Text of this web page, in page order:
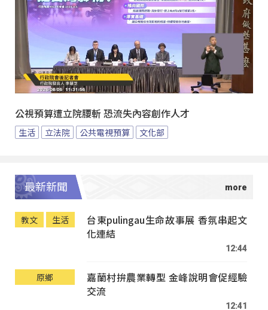
公視預算遭立院腰斬 恐流失內容創作人才
生活 立法院 公共電視預算 文化部
最新新聞
教文 生活
台東pulingau生命故事展 香氛串起文
化連結
12:44
原鄉
嘉蘭村拚農業轉型 金峰說明會促經驗
交流
12:41